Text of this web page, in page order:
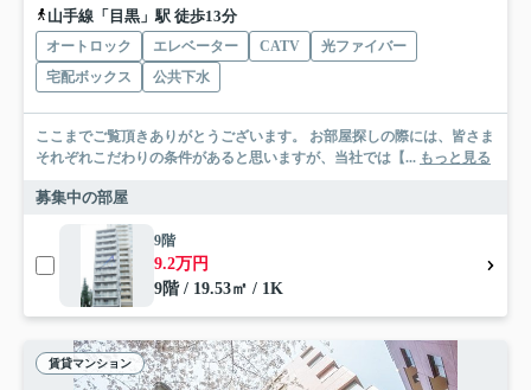
山手線「目黒」駅 徒歩13分
オートロック エレベーター CATV
光ファイバー
宅配ボックス
公共下水
ここまでご覧頂きありがとうございます。 お部屋探しの際には、皆さま
それぞれこだわりの条件があると思いますが、当社では【... もっと見る
募集中の部屋
9階
9.2万円
9階 / 19.53㎡ / 1K
賃貸マンション